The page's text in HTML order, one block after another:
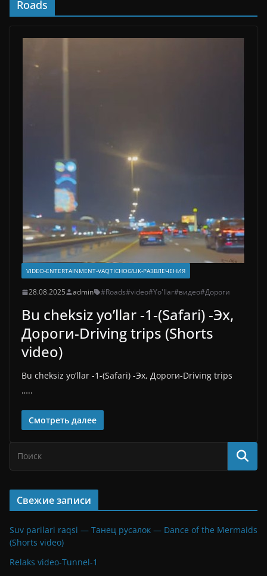
Roads
VIDEO-ENTERTAINMENT-VAQTICHOG'LIK-РАЗВЛЕЧЕНИЯ
28.08.2025 admin #Roads#video#Yo'llar#видео#Дороги
Bu cheksiz yo’llar -1-(Safari) -Эх,
Дороги-Driving trips (Shorts
video)
Bu cheksiz yo’llar -1-(Safari) -Эх, Дороги-Driving trips
…..
Смотреть далее
Свежие записи
Suv parilari raqsi — Танец русалок — Dance of the Mermaids
(Shorts video)
Relaks video-Tunnel-1